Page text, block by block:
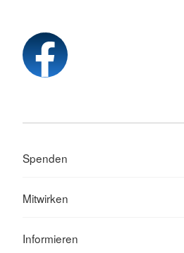
Spenden
Mitwirken
Informieren